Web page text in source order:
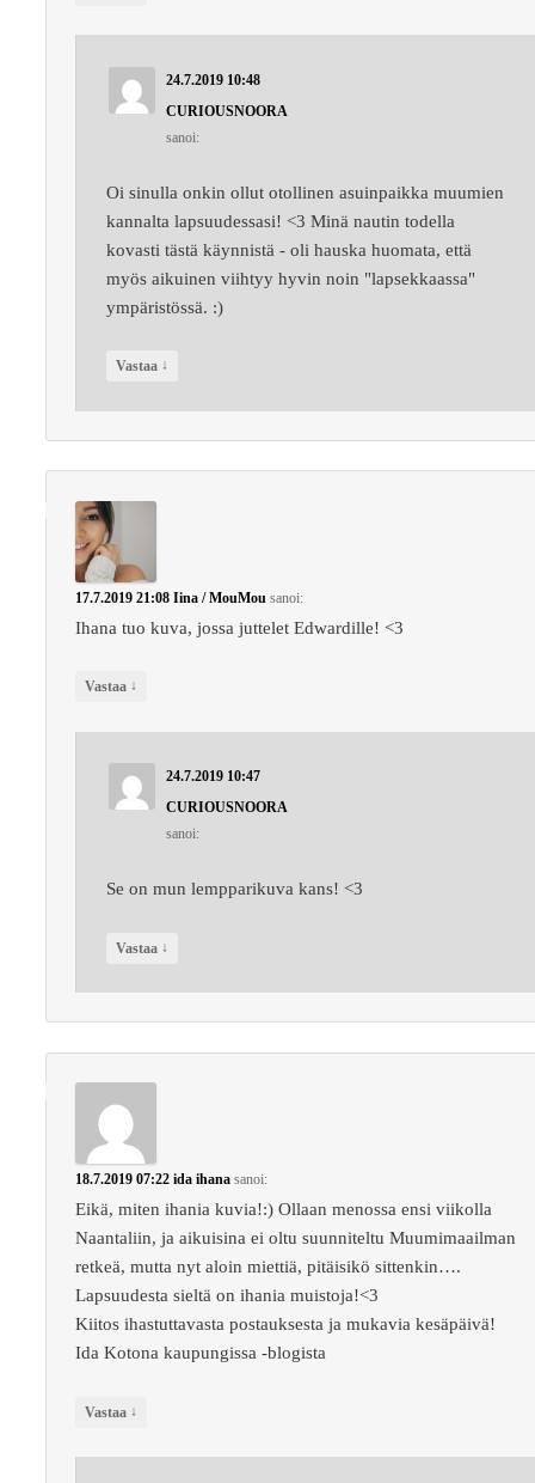
24.7.2019 10:48
CURIOUSNOORA
sanoi:
Oi sinulla onkin ollut otollinen asuinpaikka muumien
kannalta lapsuudessasi! <3 Minä nautin todella
kovasti tästä käynnistä - oli hauska huomata, että
myös aikuinen viihtyy hyvin noin "lapsekkaassa"
ympäristössä. :)
Vastaa ↓
17.7.2019 21:08 Iina / MouMou sanoi:
Ihana tuo kuva, jossa juttelet Edwardille! <3
Vastaa ↓
24.7.2019 10:47
CURIOUSNOORA
sanoi:
Se on mun lempparikuva kans! <3
Vastaa ↓
18.7.2019 07:22 ida ihana sanoi:
Eikä, miten ihania kuvia!:) Ollaan menossa ensi viikolla
Naantaliin, ja aikuisina ei oltu suunniteltu Muumimaailman
retkeä, mutta nyt aloin miettiä, pitäisikö sittenkin….
Lapsuudesta sieltä on ihania muistoja!<3
Kiitos ihastuttavasta postauksesta ja mukavia kesäpäivä!
Ida Kotona kaupungissa -blogista
Vastaa ↓